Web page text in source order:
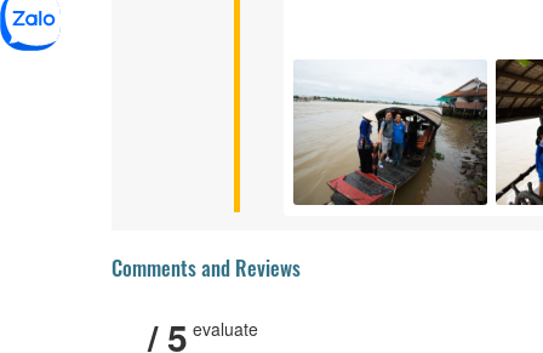
Comments and Reviews
/ 5 evaluate